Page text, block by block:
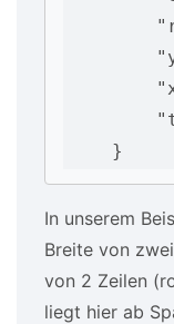
    }
In unserem
Breite von
von 2 Zeilen
liegt hier ab